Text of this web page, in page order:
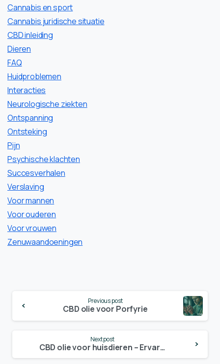
Cannabis en sport
Cannabis juridische situatie
CBD inleiding
Dieren
FAQ
Huidproblemen
Interacties
Neurologische ziekten
Ontspanning
Ontsteking
Pijn
Psychische klachten
Succesverhalen
Verslaving
Voor mannen
Voor ouderen
Voor vrouwen
Zenuwaandoeningen
Reading
Previous post
CBD olie voor Porfyrie
Next post
CBD olie voor huisdieren – Ervaringen